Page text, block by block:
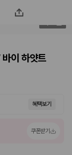
이페이,
랫폼
이 하얏트
혜택보기
쿠폰받기